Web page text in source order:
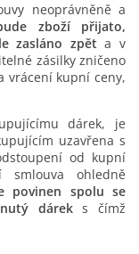
neoprávněně a
zboží přijato,
zasláno zpěta v
zásilky zničeno
vrácení kupní ceny,
dárek, je
uzavřena s
od kupní
smlouva ohledně
povinen spolu se
dáreks čímž